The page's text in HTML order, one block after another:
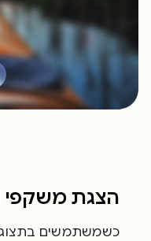
הצגת משקפי AI
כשמשתמשים